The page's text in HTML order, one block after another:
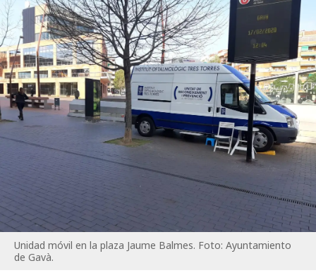
Unidad móvil en la plaza Jaume Balmes. Foto: Ayuntamiento
de Gavà.